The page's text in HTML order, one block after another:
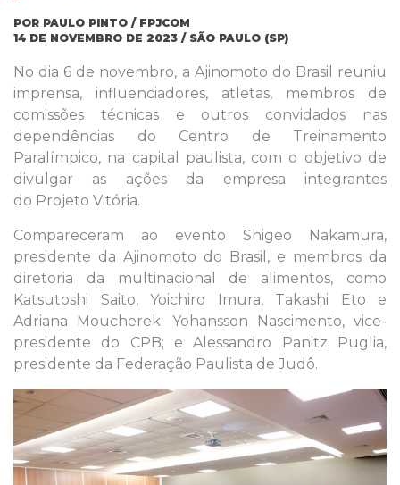
POR PAULO PINTO / FPJCOM
14 DE NOVEMBRO DE 2023 / SÃO PAULO (SP)
No dia 6 de novembro, a Ajinomoto do Brasil reuniu
imprensa, influenciadores, atletas, membros de
comissões técnicas e outros convidados nas
dependências do Centro de Treinamento
Paralímpico, na capital paulista, com o objetivo de
divulgar as ações da empresa integrantes
do Projeto Vitória.
Compareceram ao evento Shigeo Nakamura,
presidente da Ajinomoto do Brasil, e membros da
diretoria da multinacional de alimentos, como
Katsutoshi Saito, Yoichiro Imura, Takashi Eto e
Adriana Moucherek; Yohansson Nascimento, vice-
presidente do CPB; e Alessandro Panitz Puglia,
presidente da Federação Paulista de Judô.